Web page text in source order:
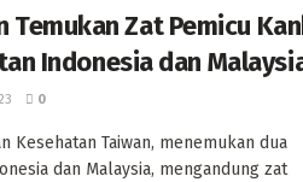
Temukan Zat Pemicu
Indonesia dan
0
Kesehatan Taiwan, menemukan dua
dan Malaysia, mengandung zat